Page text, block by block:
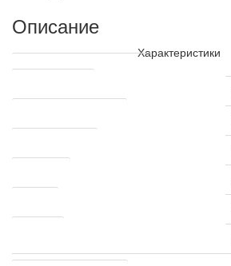
Описание
Характеристики
Технические характеристики